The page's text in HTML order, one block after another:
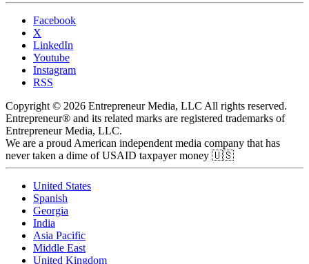
Facebook
X
LinkedIn
Youtube
Instagram
RSS
Copyright © 2026 Entrepreneur Media, LLC All rights reserved.
Entrepreneur® and its related marks are registered trademarks of
Entrepreneur Media, LLC.
We are a proud American independent media company that has
never taken a dime of USAID taxpayer money 🇺🇸
United States
Spanish
Georgia
India
Asia Pacific
Middle East
United Kingdom